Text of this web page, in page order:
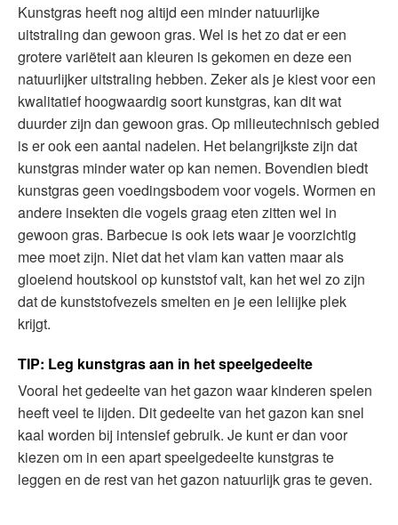
Kunstgras heeft nog altijd een minder natuurlijke
uitstraling dan gewoon gras. Wel is het zo dat er een
grotere variëteit aan kleuren is gekomen en deze een
natuurlijker uitstraling hebben. Zeker als je kiest voor een
kwalitatief hoogwaardig soort kunstgras, kan dit wat
duurder zijn dan gewoon gras. Op milieutechnisch gebied
is er ook een aantal nadelen. Het belangrijkste zijn dat
kunstgras minder water op kan nemen. Bovendien biedt
kunstgras geen voedingsbodem voor vogels. Wormen en
andere insekten die vogels graag eten zitten wel in
gewoon gras. Barbecue is ook iets waar je voorzichtig
mee moet zijn. Niet dat het vlam kan vatten maar als
gloeiend houtskool op kunststof valt, kan het wel zo zijn
dat de kunststofvezels smelten en je een leliijke plek
krijgt.
TIP: Leg kunstgras aan in het speelgedeelte
Vooral het gedeelte van het gazon waar kinderen spelen
heeft veel te lijden. Dit gedeelte van het gazon kan snel
kaal worden bij intensief gebruik. Je kunt er dan voor
kiezen om in een apart speelgedeelte kunstgras te
leggen en de rest van het gazon natuurlijk gras te geven.